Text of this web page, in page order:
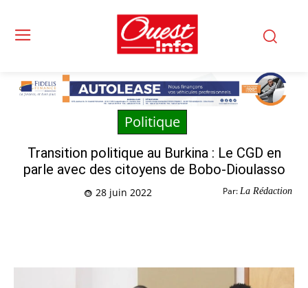
Politique
Transition politique au Burkina : Le CGD en
parle avec des citoyens de Bobo-Dioulasso
Par: La Rédaction
28 juin 2022